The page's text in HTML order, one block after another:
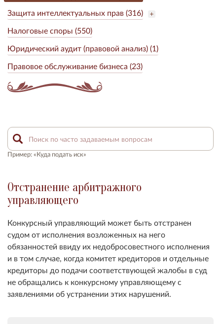
Защита интеллектуальных прав (316)
Налоговые споры (550)
Юридический аудит (правовой анализ) (1)
Правовое обслуживание бизнеса (23)
Пример: «Куда подать иск»
Отстранение арбитражного
управляющего
Конкурсный управляющий может быть отстранен
судом от исполнения возложенных на него
обязанностей ввиду их недобросовестного исполнения
и в том случае, когда комитет кредиторов и отдельные
кредиторы до подачи соответствующей жалобы в суд
не обращались к конкурсному управляющему с
заявлениями об устранении этих нарушений.